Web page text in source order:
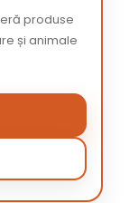
produse
și animale